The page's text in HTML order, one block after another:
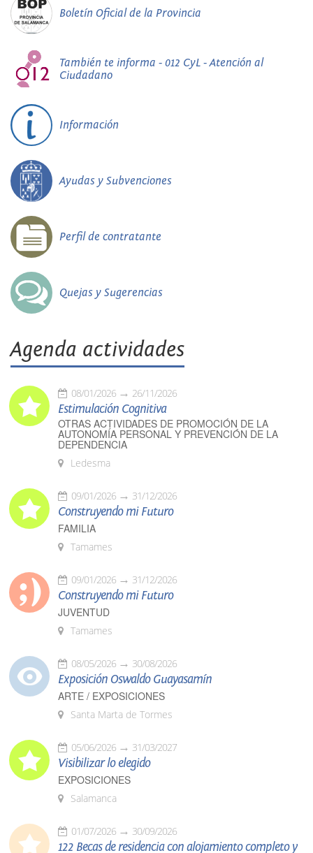
Boletín Oficial de la Provincia
También te informa - 012 CyL - Atención al
Ciudadano
Información
Ayudas y Subvenciones
Perfil de contratante
Quejas y Sugerencias
Agenda actividades
08/01/2026 26/11/2026
Estimulación Cognitiva
OTRAS ACTIVIDADES DE PROMOCIÓN DE LA
AUTONOMÍA PERSONAL Y PREVENCIÓN DE LA
DEPENDENCIA
Ledesma
09/01/2026 31/12/2026
Construyendo mi Futuro
FAMILIA
Tamames
09/01/2026 31/12/2026
Construyendo mi Futuro
JUVENTUD
Tamames
08/05/2026 30/08/2026
Exposición Oswaldo Guayasamín
ARTE / EXPOSICIONES
Santa Marta de Tormes
05/06/2026 31/03/2027
Visibilizar lo elegido
EXPOSICIONES
Salamanca
01/07/2026 30/09/2026
122 Becas de residencia con alojamiento completo y